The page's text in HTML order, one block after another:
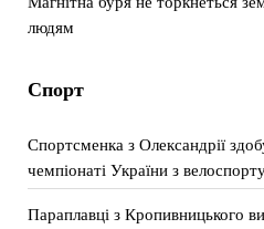
людям
Спорт
Спортсменка з Олександрії
чемпіонаті України з
Параплавці з Кропивницького